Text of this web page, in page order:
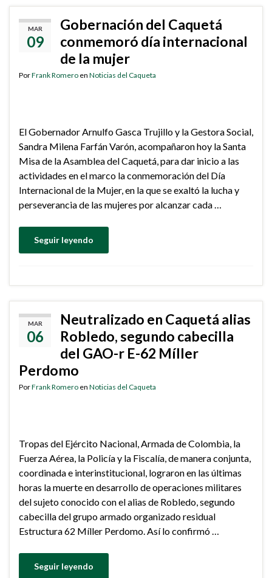
MAR
09
Gobernación del Caquetá
conmemoró día internacional
de la mujer
PorFrank Romero en Noticias del Caqueta
El Gobernador Arnulfo Gasca Trujillo y la Gestora Social,
Sandra Milena Farfán Varón, acompañaron hoy la Santa
Misa de la Asamblea del Caquetá, para dar inicio a las
actividades en el marco la conmemoración del Día
Internacional de la Mujer, en la que se exaltó la lucha y
perseverancia de las mujeres por alcanzar cada …
Seguir leyendo
MAR
06
Neutralizado en Caquetá alias
Robledo, segundo cabecilla
del GAO-r E-62 Míller
Perdomo
PorFrank Romero en Noticias del Caqueta
Tropas del Ejército Nacional, Armada de Colombia, la
Fuerza Aérea, la Policía y la Fiscalía, de manera conjunta,
coordinada e interinstitucional, lograron en las últimas
horas la muerte en desarrollo de operaciones militares
del sujeto conocido con el alias de Robledo, segundo
cabecilla del grupo armado organizado residual
Estructura 62 Míller Perdomo. Así lo confirmó …
Seguir leyendo